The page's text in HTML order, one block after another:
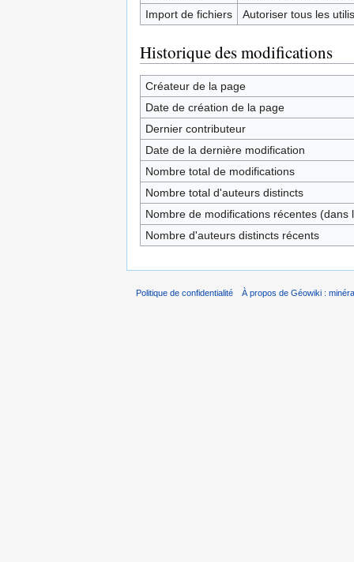
Import de fichiers
Autoriser tous les
Historique des modifications
Créateur de la page
Date de création de la page
Dernier contributeur
Date de la dernière modification
Nombre total de modifications
Nombre total d'auteurs distincts
Nombre de modifications récentes (dans
Nombre d'auteurs distincts récents
Politique de confidentialité À propos de Géowiki :